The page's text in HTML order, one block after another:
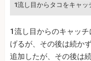
1流し目からタコをキャッ
1流し目からのキャッ
げるが、その後は続か
追加したが、その後は